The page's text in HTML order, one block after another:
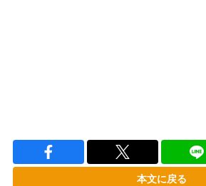
本文に戻る